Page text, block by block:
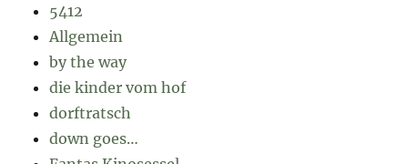
5412
Allgemein
by the way
die kinder vom hof
dorftratsch
down goes…